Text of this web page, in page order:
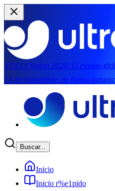
YOLO Vision 2026: El evento
13 de septiembre, de forma
Buscar...
Inicio
Inicio r%e1pido